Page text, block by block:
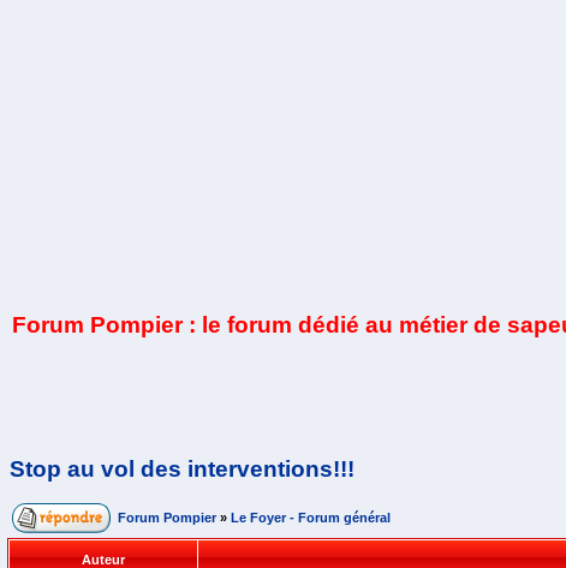
Forum Pompier : le forum dédié au métier de
Stop au vol des interventions!!!
Forum Pompier » Le Foyer - Forum général
Auteur